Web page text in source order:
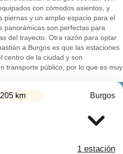
con cómodos asientos, y
piernas y un amplio espacio para el
panorámicas son perfectas para
del trayecto. Otra razón para optar
a Burgos es que las estaciones
centro de la ciudad y son
transporte público, por lo que es muy
205 km Burgos
1 estación